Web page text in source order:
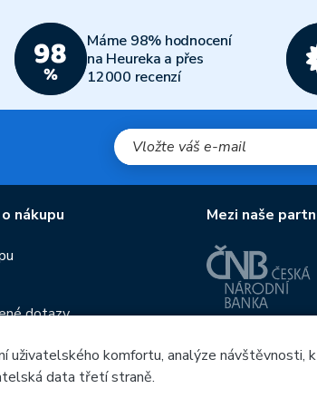
Máme 98% hodnocení
na Heureka a přes
12000 recenzí
nákupu
dotazy
mincovny
Mezi naše
OP
uživatelského komfortu, analýze návštěvnosti, k
data třetí straně.